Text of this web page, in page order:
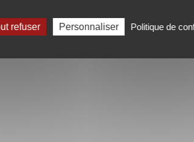
Ce format peut être lu par le
tactiles de type iPad, Archos, Asus
refuser Personnaliser Politique de